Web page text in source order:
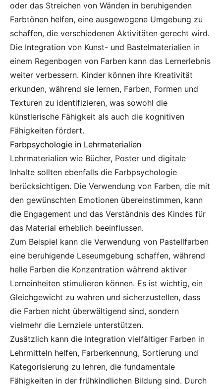
oder das Streichen von Wänden in beruhigenden
Farbtönen helfen, eine ausgewogene Umgebung zu
schaffen, die verschiedenen Aktivitäten gerecht wird.
Die Integration von Kunst- und Bastelmaterialien in
einem Regenbogen von Farben kann das Lernerlebnis
weiter verbessern. Kinder können ihre Kreativität
erkunden, während sie lernen, Farben, Formen und
Texturen zu identifizieren, was sowohl die
künstlerische Fähigkeit als auch die kognitiven
Fähigkeiten fördert.
Farbpsychologie in Lehrmaterialien
Lehrmaterialien wie Bücher, Poster und digitale
Inhalte sollten ebenfalls die Farbpsychologie
berücksichtigen. Die Verwendung von Farben, die mit
den gewünschten Emotionen übereinstimmen, kann
die Engagement und das Verständnis des Kindes für
das Material erheblich beeinflussen.
Zum Beispiel kann die Verwendung von Pastellfarben
eine beruhigende Leseumgebung schaffen, während
helle Farben die Konzentration während aktiver
Lerneinheiten stimulieren können. Es ist wichtig, ein
Gleichgewicht zu wahren und sicherzustellen, dass
die Farben nicht überwältigend sind, sondern
vielmehr die Lernziele unterstützen.
Zusätzlich kann die Integration vielfältiger Farben in
Lehrmitteln helfen, Farberkennung, Sortierung und
Kategorisierung zu lehren, die fundamentale
Fähigkeiten in der frühkindlichen Bildung sind. Durch